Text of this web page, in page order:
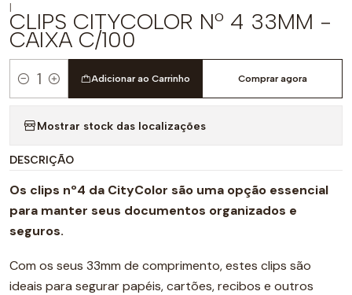
|
CLIPS CITYCOLOR Nº 4 33MM -
CAIXA C/100
Quantidade
Adicionar ao Carrinho Comprar agora
Mostrar stock das localizações
DESCRIÇÃO
Os clips nº4 da CityColor são uma opção essencial
para manter seus documentos organizados e
seguros.
Com os seus 33mm de comprimento, estes clips são
ideais para segurar papéis, cartões, recibos e outros